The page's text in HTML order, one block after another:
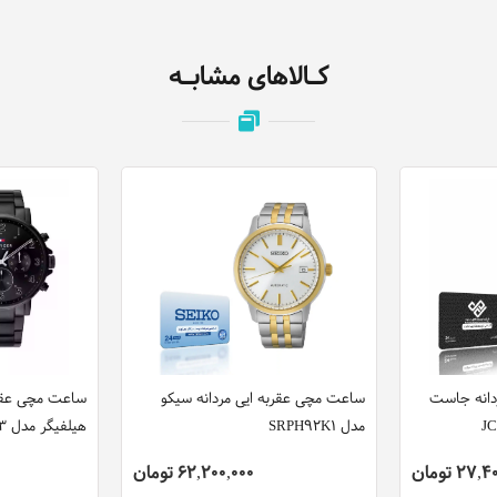
کـالاهای مشابـه
ساعت مچی
هیلفیگر مدل 1710383
ساعت مچی عقربه ایی مردانه سیکو
مدل SRPH92K1
62,200,000 تومان
جاست
تومان